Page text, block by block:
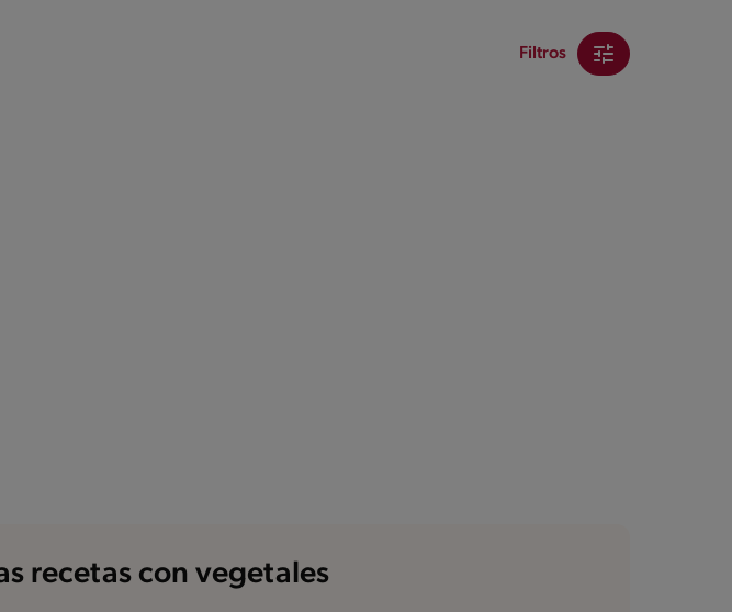
Filtros
recetas con vegetales